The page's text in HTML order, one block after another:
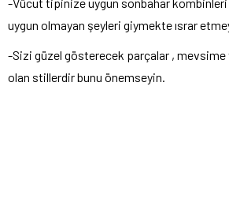
uygun olmayan şeyleri giymekte ısrar
-Sizi güzel gösterecek parçalar , mevsime
olan stillerdir bunu önemseyin.